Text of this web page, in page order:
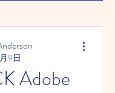
9日
Adobe